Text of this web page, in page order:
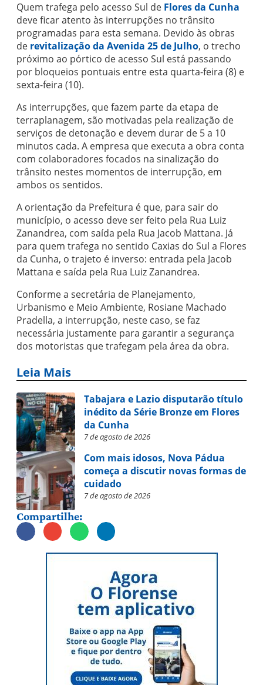
Quem trafega pelo acesso Sul de Flores da Cunha
deve ficar atento às interrupções no trânsito
programadas para esta semana. Devido às obras
de revitalização da Avenida 25 de Julho, o trecho
próximo ao pórtico de acesso Sul está passando
por bloqueios pontuais entre esta quarta-feira (8) e
sexta-feira (10).
As interrupções, que fazem parte da etapa de
terraplanagem, são motivadas pela realização de
serviços de detonação e devem durar de 5 a 10
minutos cada. A empresa que executa a obra conta
com colaboradores focados na sinalização do
trânsito nestes momentos de interrupção, em
ambos os sentidos.
A orientação da Prefeitura é que, para sair do
município, o acesso deve ser feito pela Rua Luiz
Zanandrea, com saída pela Rua Jacob Mattana. Já
para quem trafega no sentido Caxias do Sul a Flores
da Cunha, o trajeto é inverso: entrada pela Jacob
Mattana e saída pela Rua Luiz Zanandrea.
Conforme a secretária de Planejamento,
Urbanismo e Meio Ambiente, Rosiane Machado
Pradella, a interrupção, neste caso, se faz
necessária justamente para garantir a segurança
dos motoristas que trafegam pela área da obra.
Leia Mais
Tabajara e Lazio disputarão título
inédito da Série Bronze em Flores
da Cunha
7 de agosto de 2026
Com mais idosos, Nova Pádua
começa a discutir novas formas de
cuidado
7 de agosto de 2026
Compartilhe: